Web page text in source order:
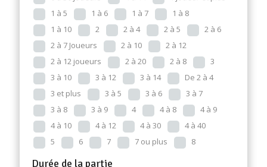
1 à 5
1 à 6 1 à 7
1 à 8
1 à 10
2 2 à 4 2 à 5
2 à 6
2 à 7 Joueurs
2 à 10
2 à 12
2 à 12 joueurs
2 à 20 2 à 8
3
3 à 10
3 à 12 3 à 14
De 2 à 4
3 et plus
3 à 5 3 à 6
3 à 7
3 à 8
3 à 9 4 4 à 8
4 à 9
4 à 10
4 à 12 4 à 30
4 à 40
5
6 7 7 ou plus 8
Durée de la partie